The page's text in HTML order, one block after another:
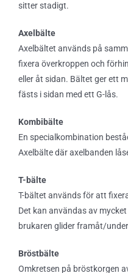
sitter stadigt.
Axelbälte
Axelbältet används på
fixera överkroppen och
eller åt sidan. Bältet ger ett
fästs i sidan med ett G-lås.
Kombibälte
En specialkombination
Axelbälte där axelbanden
T-bälte
T-bältet används för att
Det kan användas av
brukaren glider framåt/
Bröstbälte
Omkretsen på bröstkorgen